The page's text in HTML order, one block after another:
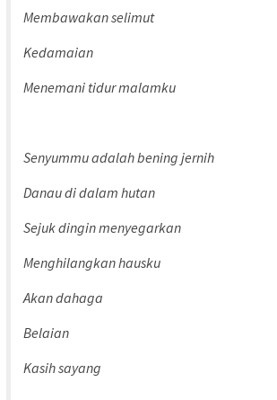
Membawakan selimut
Kedamaian
Menemani tidur malamku
Senyummu adalah bening jernih
Danau di dalam hutan
Sejuk dingin menyegarkan
Menghilangkan hausku
Akan dahaga
Belaian
Kasih sayang